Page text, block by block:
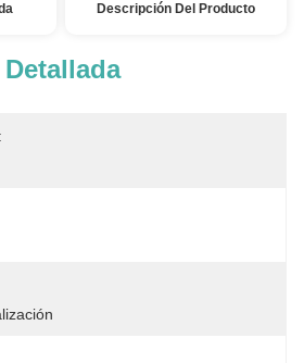
Descripción Del Producto